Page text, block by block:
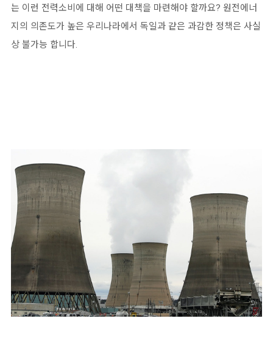
는 이런 전력소비에 대해 어떤 대책을 마련해야 할까요? 원전에너
지의 의존도가 높은 우리나라에서 독일과 같은 과감한 정책은 사실
상 불가능 합니다.